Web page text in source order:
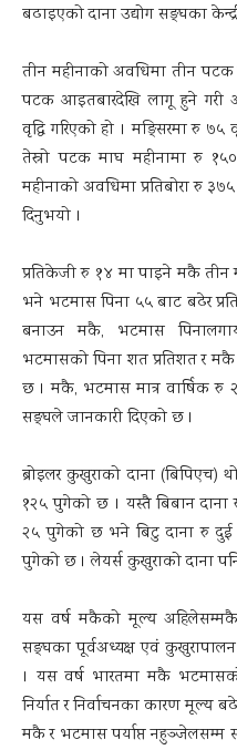
बढाइएको दाना उद्योग सङ्घका
तीन महीनाको अवधिमा तीन
पटक आइतबारदेखि लागू हुने गरी
वृद्धि गरिएको हो । मङ्सिरमा रु
तेस्रो पटक माघ महीनामा रु
महीनाको अवधिमा प्रतिबोरा रु
दिनुभयो ।
प्रतिकेजी रु १४ मा पाइने मकै
भने भटमास पिना ५५ बाट बढेर
बनाउन मकै, भटमास
भटमासको पिना शत प्रतिशत र
छ । मकै, भटमास मात्र वार्षिक रु
सङ्घले जानकारी दिएको छ ।
ब्रोइलर कुखुराको दाना (बिपिएच)
१२५ पुगेको छ । यस्तै बिबान
२५ पुगेको छ भने बिटु दाना रु दुई
पुगेको छ । लेयर्स कुखुराको दाना
यस वर्ष मकैको मूल्य अहिलेसम्मकै
सङ्घका पूर्वअध्यक्ष एवं कुखुरापालन
। यस वर्ष भारतमा मकै
निर्यात र निर्वाचनका कारण मूल्य
मकै र भटमास पर्याप्त नहुञ्जेलसम्म